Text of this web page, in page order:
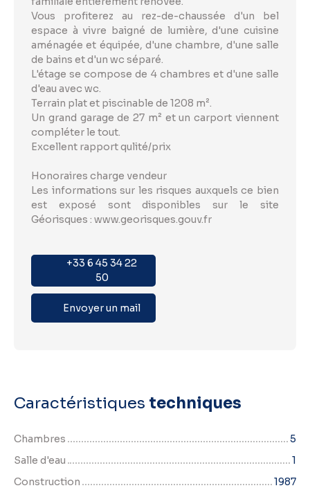
Vous profiterez au rez-de-chaussée d'un bel
espace à vivre baigné de lumière, d'une cuisine
aménagée et équipée, d'une chambre, d'une salle
de bains et d'un wc séparé.
L'étage se compose de 4 chambres et d'une salle
d'eau avec wc.
Terrain plat et piscinable de 1208 m².
Un grand garage de 27 m² et un carport viennent
compléter le tout.
Excellent rapport qulité/prix
Honoraires charge vendeur
Les informations sur les risques auxquels ce bien
est exposé sont disponibles sur le site
Géorisques : www.georisques.gouv.fr
+33 6 45 34 22
50
Envoyer un mail
Caractéristiques techniques
Chambres
5
Salle d'eau
1
Construction
1987